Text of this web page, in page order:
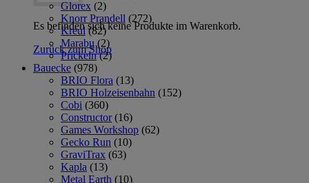
Es befinden sich keine Produkte im Warenkorb.
Zurück zum Shop
Glorex (2)
Knorr Prandell (272)
Kreul (82)
Marabu (2)
Prickeln (2)
Bauecke (978)
BRIO Flora (13)
BRIO Holzeisenbahn (152)
Cobi (360)
Constructor (16)
Games Workshop (62)
Gecko Run (10)
GraviTrax (63)
Kapla (13)
Metal Earth (10)